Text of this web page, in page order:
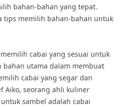
bahan-bahan yang tepat.
tips memilih bahan-bahan untuk
cabai yang sesuai untuk
bahan utama dalam membuat
cabai yang segar dan
Aiko, seorang ahli kuliner
sambel adalah cabai